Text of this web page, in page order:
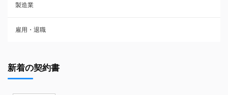
製造業
雇用・退職
新着の契約書